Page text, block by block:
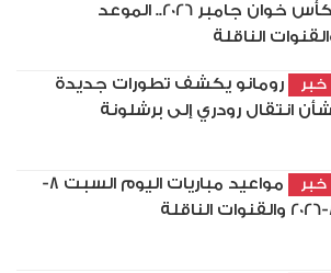
بكأس خوان جامبر 2026.. الموعد
الناقلة
خبر
رومانو يكشف تطورات جديدة
انتقال رودري إلى برشلونة
خبر
مواعيد مباريات اليوم السبت 8-